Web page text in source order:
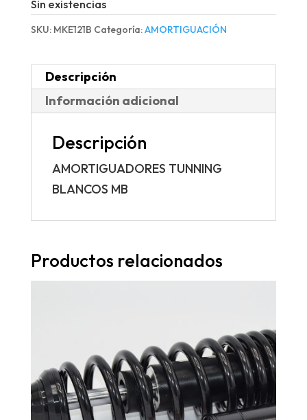
Sin existencias
SKU: MKE121B Categoría:AMORTIGUACIÓN
Descripción
Información adicional
Descripción
AMORTIGUADORES TUNNING
BLANCOS MB
Productos relacionados